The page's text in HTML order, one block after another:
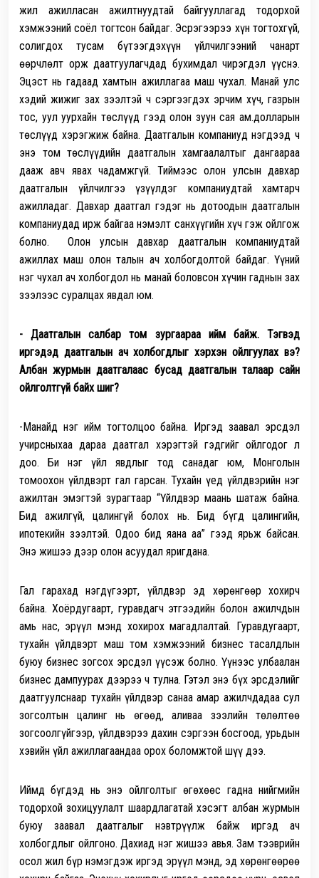
жил ажилласан ажилтнуудтай байгууллагад тодорхой
хэмжээний соёл тогтсон байдаг. Эсрэгээрээ хүн тогтохгүй,
солигдох тусам бүтээгдэхүүн үйлчилгээний чанарт
өөрчлөлт орж даатгуулагчдад бухимдал чирэгдэл үүснэ.
Эцэст нь гадаад хамтын ажиллагаа маш чухал. Манай улс
хэдий жижиг зах зээлтэй ч сэргээгдэх эрчим хүч, газрын
тос, уул уурхайн төслүүд гээд олон зуун сая ам.долларын
төслүүд хэрэгжиж байна. Даатгалын компаниуд нэгдээд ч
энэ том төслүүдийн даатгалын хамгаалалтыг дангаараа
дааж авч явах чадамжгүй. Тиймээс олон улсын давхар
даатгалын үйлчилгээ үзүүлдэг компаниудтай хамтарч
ажилладаг. Давхар даатгал гэдэг нь дотоодын даатгалын
компаниудад ирж байгаа нэмэлт санхүүгийн хүч гэж ойлгож
болно. Олон улсын давхар даатгалын компаниудтай
ажиллах маш олон талын ач холбогдолтой байдаг. Үүний
нэг чухал ач холбогдол нь манай боловсон хүчин гаднын зах
зээлээс суралцах явдал юм.
- Даатгалын салбар том зургаараа ийм байж. Тэгвэд
иргэдэд даатгалын ач холбогдлыг хэрхэн ойлгуулах вэ?
Албан журмын даатгалаас бусад даатгалын талаар сайн
ойлголтгүй байх шиг?
-Манайд нэг ийм тогтолцоо байна. Иргэд заавал эрсдэл
учирсныхаа дараа даатгал хэрэгтэй гэдгийг ойлгодог л
доо. Би нэг үйл явдлыг тод санадаг юм, Монголын
томоохон үйлдвэрт гал гарсан. Тухайн үед үйлдвэрийн нэг
ажилтан эмэгтэй зурагтаар “Үйлдвэр маань шатаж байна.
Бид ажилгүй, цалингүй болох нь. Бид бүгд цалингийн,
ипотекийн зээлтэй. Одоо бид яана аа” гээд ярьж байсан.
Энэ жишээ дээр олон асуудал яригдана.
Гал гарахад нэгдүгээрт, үйлдвэр эд хөрөнгөөр хохирч
байна. Хоёрдугаарт, гуравдагч этгээдийн болон ажилчдын
амь нас, эрүүл мэнд хохирох магадлалтай. Гуравдугаарт,
тухайн үйлдвэрт маш том хэмжээний бизнес тасалдлын
буюу бизнес зогсох эрсдэл үүсэж болно. Үүнээс улбаалан
бизнес дампуурах дээрээ ч тулна. Гэтэл энэ бүх эрсдэлийг
даатгуулснаар тухайн үйлдвэр санаа амар ажилчдадаа сул
зогсолтын цалинг нь өгөөд, аливаа зээлийн төлөлтөө
зогсоолгүйгээр, үйлдвэрээ дахин сэргээн босгоод, урьдын
хэвийн үйл ажиллагаандаа орох боломжтой шүү дээ.
Иймд бүгдэд нь энэ ойлголтыг өгөхөөс гадна нийгмийн
тодорхой зохицуулалт шаардлагатай хэсэгт албан журмын
буюу заавал даатгалыг нэвтрүүлж байж иргэд ач
холбогдлыг ойлгоно. Дахиад нэг жишээ авья. Зам тээврийн
осол жил бүр нэмэгдэж иргэд эрүүл мэнд, эд хөрөнгөөрөө